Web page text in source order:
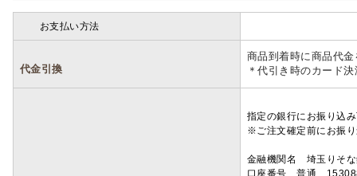
お支払い方法
代金引換
商品到着時に商品代
＊代引き時のカード
指定の銀行にお振り込
※ご注文確定前にお振
金融機関名 埼玉りそ
口座番号 普通